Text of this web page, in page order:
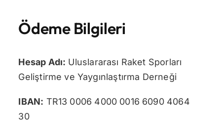
Ödeme Bilgileri
Hesap Adı: Uluslararası Raket Sporları
Geliştirme ve Yaygınlaştırma Derneği
IBAN: TR13 0006 4000 0016 6090 4064
30